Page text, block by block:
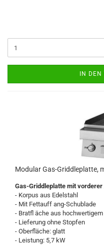
IN
Modular Gas-Griddleplatte,
Gas-Griddleplatte mit
- Korpus aus Edelstahl
- Mit Fettauff ang-Schublade
- Bratfl äche aus hochwertigem
- Lieferung ohne Stopfen
- Oberfläche: glatt
- Leistung: 5,7 kW